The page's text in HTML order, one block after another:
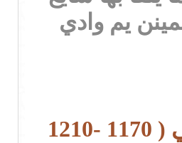
ضمينن يم وادي
الجيل الثاني ( 1170 -1210